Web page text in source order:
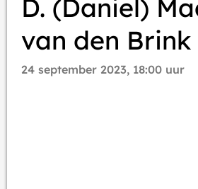
D. (Daniel)
van den Brink
24 september 2023, 18:00 uur